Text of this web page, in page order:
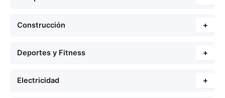
Construcción +
Deportes y Fitness +
Electricidad +